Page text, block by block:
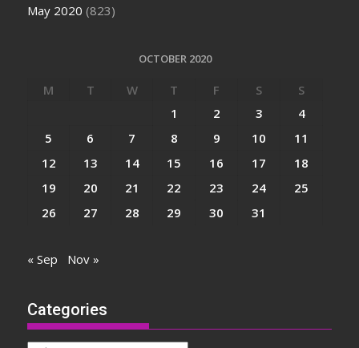
May 2020 (823)
OCTOBER 2020
M T W T F S
S
1
2 3
4
5
6 7 8 9 10
11
12
13 14 15 16 17
18
19
20 21 22 23 24
25
26
27 28 29 30 31
« Sep Nov »
Categories